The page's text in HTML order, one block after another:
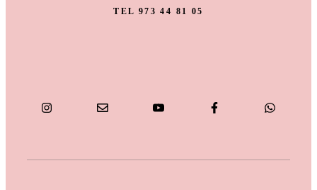
TEL 973 44 81 05